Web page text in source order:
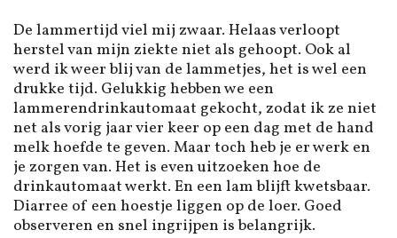
De lammertijd viel mij zwaar. Helaas verloopt
herstel van mijn ziekte niet als gehoopt. Ook al
werd ik weer blij van de lammetjes, het is wel een
drukke tijd. Gelukkig hebben we een
lammerendrinkautomaat gekocht, zodat ik ze niet
net als vorig jaar vier keer op een dag met de hand
melk hoefde te geven. Maar toch heb je er werk en
je zorgen van. Het is even uitzoeken hoe de
drinkautomaat werkt. En een lam blijft kwetsbaar.
Diarree of een hoestje liggen op de loer. Goed
observeren en snel ingrijpen is belangrijk.